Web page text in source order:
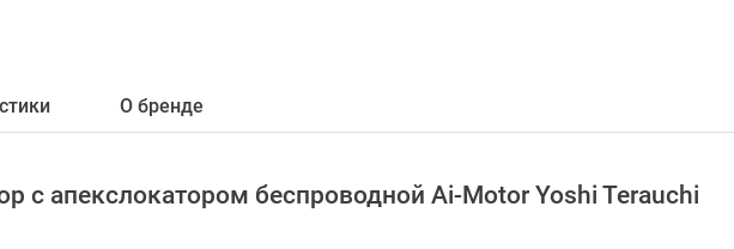
О бренде
с апекслокатором беспроводной Ai-Motor Yoshi Terauchi